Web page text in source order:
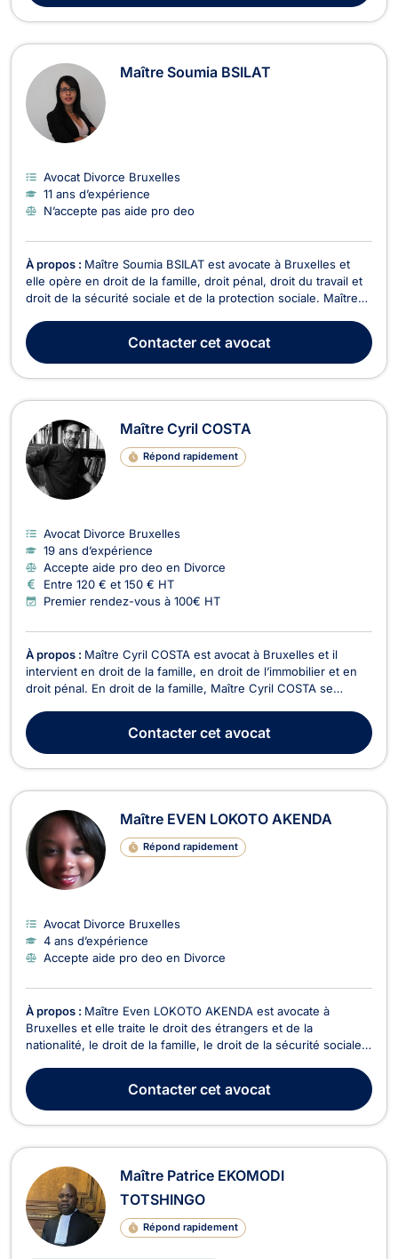
Maître Soumia BSILAT
Avocat Divorce Bruxelles
11 ans d’expérience
N’accepte pas aide pro deo
À propos : Maître Soumia BSILAT est avocate à Bruxelles et
elle opère en droit de la famille, droit pénal, droit du travail et
droit de la sécurité sociale et de la protection sociale. Maître
dans votre procédure de divorce, de liquidation d’indivision ou
encore de constituti...Contactercet avocat
Maître Cyril COSTA
Répond rapidement
Avocat Divorce Bruxelles
19 ans d’expérience
Accepte aide pro deo en Divorce
Entre 120 € et 150 € HT
Premier rendez-vous à 100€ HT
À propos : Maître Cyril COSTA est avocat à Bruxelles et il
intervient en droit de la famille, en droit de l’immobilier et en
droit pénal. En droit de la famille, Maître Cyril COSTA se
de cohabitation légale, de filiation, de droit de garde et de
droit de visite, de pension a...
Contactercet avocat
Maître EVEN LOKOTO AKENDA
Répond rapidement
Avocat Divorce Bruxelles
4 ans d’expérience
Accepte aide pro deo en Divorce
À propos : Maître Even LOKOTO AKENDA est avocate à
Bruxelles et elle traite le droit des étrangers et de la
nationalité, le droit de la famille, le droit de la sécurité sociale
des étrangers et de la nationalité, Maître Even LOKOTO
AKENDA s’occupe des contentieux touchan...
Contactercet avocat
Maître Patrice EKOMODI
TOTSHINGO
Répond rapidement